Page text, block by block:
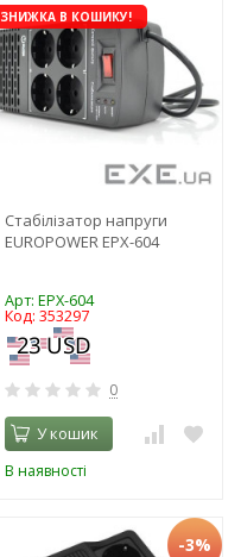
ЗНИЖКА В КОШИКУ!
Стабілізатор напруги
EUROPOWER EPX-604
Арт: EPX-604
Код: 353297
0
У кошик
В наявності
-3%